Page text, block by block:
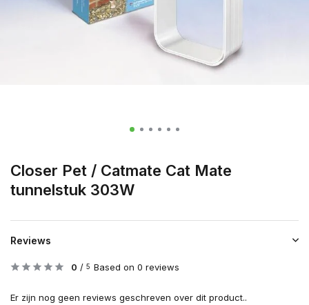
Closer Pet / Catmate Cat Mate
tunnelstuk 303W
Reviews
0 / 5 Based on 0 reviews
Er zijn nog geen reviews geschreven over dit product..